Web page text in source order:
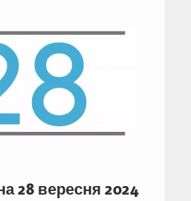
28 вересня 2024